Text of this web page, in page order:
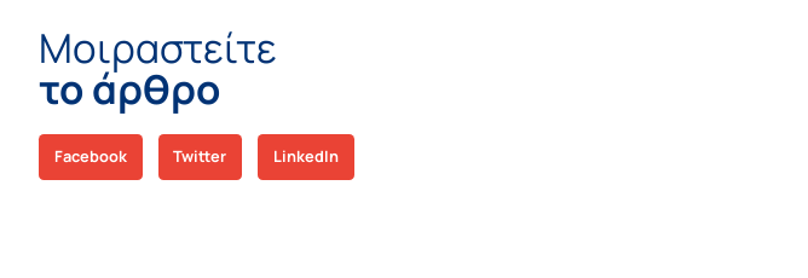
Μοιραστείτε
το άρθρο
Facebook Twitter LinkedIn